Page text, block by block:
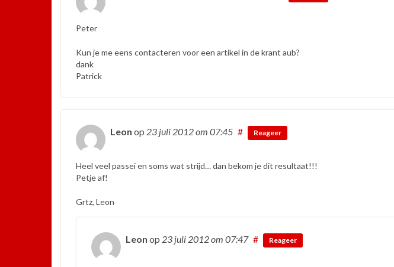
Peter
Kun je me eens contacteren voor een artikel in de krant aub?
dank
Patrick
Leon op 23 juli 2012om 07:45 # Reageer
Heel veel passei en soms wat strijd… dan bekom je dit resultaat!!!
Petje af!
Grtz, Leon
Leon op 23 juli 2012om 07:47 # Reageer